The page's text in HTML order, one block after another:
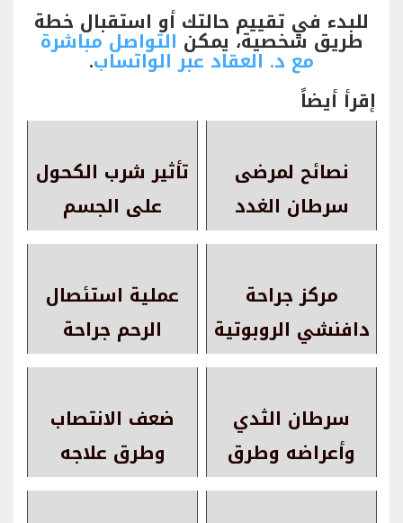
للبدء في تقييم حالتك أو استقبال خطة
طريق شخصية، يمكن التواصل مباشرة
مع د. العقاد عبر الواتساب.
إقرأ أيضاً
نصائح لمرضى
سرطان الغدد
اللمفاوية لتحسين
التعافي
تأثير شرب الكحول
على الجسم
مركز جراحة
دافنشي الروبوتية
عملية استئصال
الرحم جراحة
بالتفصيل وهل
استئصاله
سرطان الثدي
وأعراضه وطرق
علاجة
ضعف الانتصاب
وطرق علاجه